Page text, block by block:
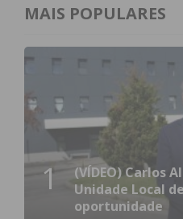
MAIS POPULARES
1
(VÍDEO) Carlos
Unidade Local
oportunidade